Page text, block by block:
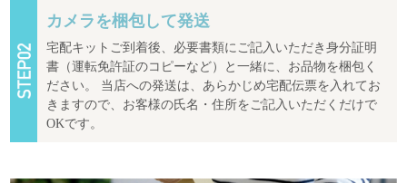
カメラを梱包して発送
宅配キットご到着後、必要書類にご記入いただき身分証明
書（運転免許証のコピーなど）と一緒に、お品物を梱包く
ださい。 当店への発送は、あらかじめ宅配伝票を入れてお
きますので、お客様の氏名・住所をご記入いただくだけで
OKです。